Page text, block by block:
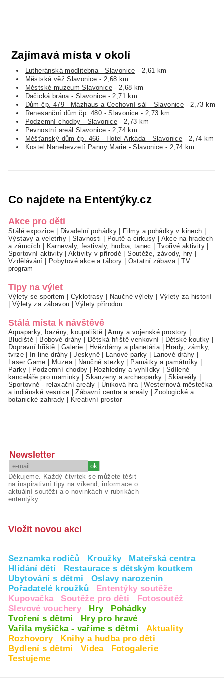
Zajímavá místa v okolí
Lutheránská modlitebna - Slavonice - 2,61 km
Městská věž Slavonice - 2,68 km
Městské muzeum Slavonice- 2,68 km
Dačická brána - Slavonice - 2,71 km
Dům čp. 479 - Mázhaus a Cechovní sál - Slavonice - 2,73 km
Renesanční dům čp. 480 - Slavonice - 2,73 km
Podzemní chodby - Slavonice - 2,73 km
Pevnostní areál Slavonice - 2,74 km
Měšťanský dům čp. 466 - Hotel Arkáda - Slavonice - 2,74 km
Kostel Nanebevzetí Panny Marie - Slavonice - 2,74 km
Co najdete na Ententýky.cz
Akce pro děti
Stálé expozice Divadelní pohádky Filmy a pohádky v kinech
Výstavy a veletrhy|Slavnosti Poutě a cirkusy
Akce na hradech
a zámcích
Karnevaly, festivaly, hudba, tanec Tvořivé aktivity
Sportovní aktivity|Aktivity v přírodě |Soutěže, závody, hry
Vzdělávání
Pobytové akce a tábory Ostatní zábava |TV
program
Tipy na výlet
Výlety se sportem Cyklotrasy Naučné výlety
Výlety za historií
Výlety za zábavou |Výlety přírodou
Stálá místa k návštěvě
Aquaparky, bazény, koupaliště |Army a vojenské prostory
Bludiště
Bobové dráhy Dětská hřiště venkovní Dětské koutky
Dopravní hřiště
Galerie Hvězdárny a planetária
Hrady, zámky,
tvrze| In-line dráhy |Jeskyně| Lanové parky Lanové dráhy
Laser Game
Muzea| Naučné stezky Památky a památníky
Parky| Podzemní chodby Rozhledny a vyhlídky
Sdílené
kanceláře pro maminky |Skanzeny a archeoparky Skiareály
Sportovně - relaxační areály
Úniková hra |Westernová městečka
a indiánské vesnice |Zábavní centra a areály |Zoologické a
botanické zahrady
Kreativní prostor
Newsletter
Děkujeme. Každý čtvrtek se můžete těšit
na inspirativní tipy na víkend, informace o
aktuální soutěži a o novinkách v rubrikách
ententýky.
Vložit novou akci
Seznamka rodičů Kroužky
Mateřská centra
Hlídání dětí
Restaurace s dětským koutkem
Ubytování s dětmi
Oslavy narozenin
Pořadatelé kroužků
Ententýky soutěže
Kupovačka
Soutěže pro děti
Fotosoutěž
Slevové vouchery
Hry
Pohádky
Tvoření s dětmi
Hry pro hravé
Vařila myšička - vaříme s dětmi
Aktuality
Rozhovory
Knihy a hudba pro děti
Bydlení s dětmi
Videa
Fotogalerie
Testujeme